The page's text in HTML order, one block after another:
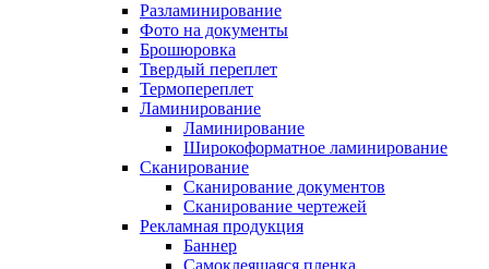
Разламинирование
Фото на документы
Брошюровка
Твердый переплет
Термопереплет
Ламинирование
Ламинирование
Широкоформатное ламинирование
Сканирование
Сканирование документов
Сканирование чертежей
Рекламная продукция
Баннер
Самоклеящаяся пленка